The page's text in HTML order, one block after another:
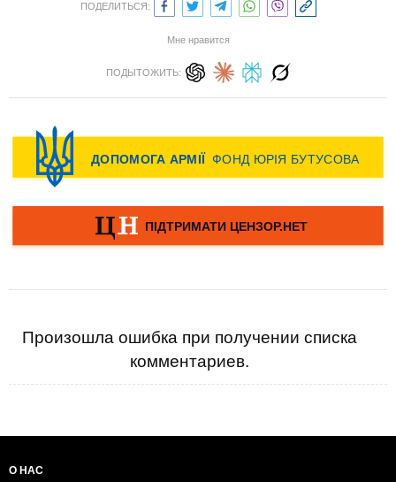
ПОДЕЛИТЬСЯ:
Мне нравится
ПОДЫТОЖИТЬ:
Произошла ошибка при получении списка
комментариев.
О НАС